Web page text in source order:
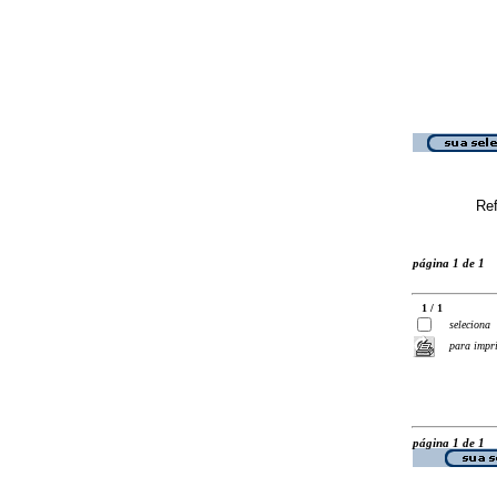
página 1 de 1
1 / 1
seleciona
para
página 1 de 1